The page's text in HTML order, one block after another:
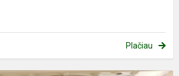
Plačiau